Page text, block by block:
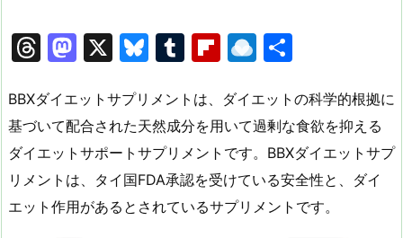
T
e
a
d
s
M
st
o
d
o
n
X
Bl
e
s
k
y
T
m
bl
r
Fl
b
o
ar
d
R
n
dr
o
p.
io
BBXダイエットサプリメントは、ダイエットの科学的根拠に
基づいて配合された天然成分を用いて過剰な食欲を抑える
ダイエットサポートサプリメントです。BBXダイエットサプ
リメントは、タイ国FDA承認を受けている安全性と、ダイ
エット作用があるとされているサプリメントです。